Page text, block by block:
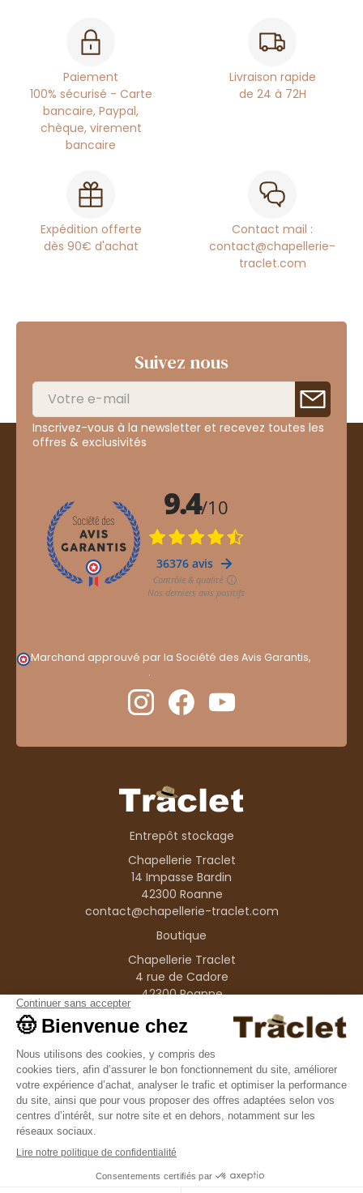
Paiement
100% sécurisé - Carte
bancaire, Paypal,
chèque, virement
bancaire
Livraison rapide
de 24 à 72H
Expédition offerte
dès 90€ d'achat
Contact mail :
contact@chapellerie-
traclet.com
Suivez nous
Inscrivez-vous à la newsletter et recevez toutes les
offres & exclusivités
Marchand approuvé par la Société des Avis Garantis,
.
Entrepôt stockage
Chapellerie Traclet
14 Impasse Bardin
42300 Roanne
contact@chapellerie-traclet.com
Boutique
Chapellerie Traclet
4 rue de Cadore
42300 Roanne
Produits
Nos marques